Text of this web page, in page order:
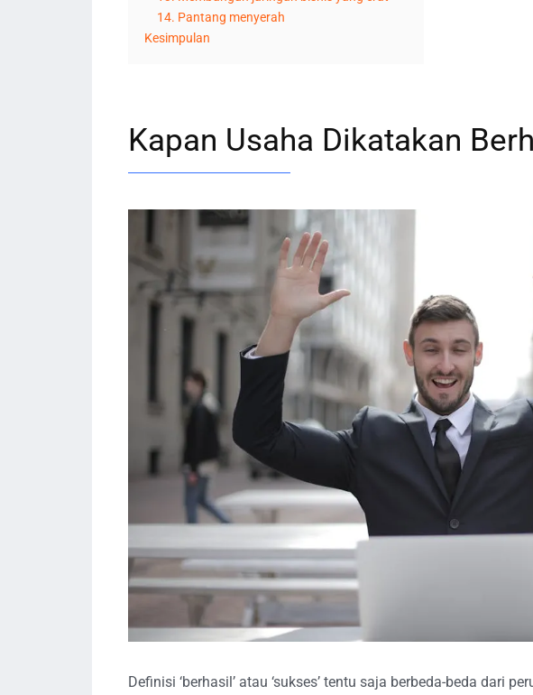
14. Pantang menyerah
Kesimpulan
Kapan Usaha Dikatakan
Definisi ‘berhasil’ atau ‘sukses’ tentu saja berbeda-beda dari